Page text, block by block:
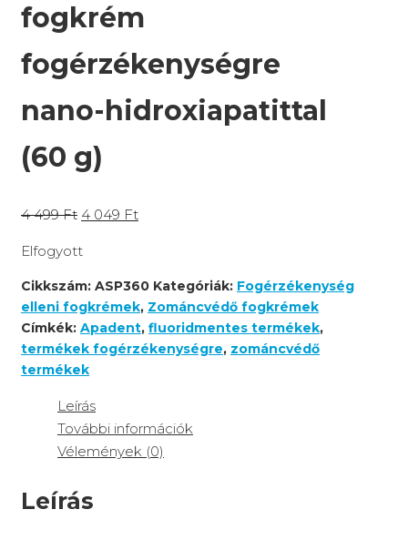
fogkrém
fogérzékenységre
nano-hidroxiapatittal
(60 g)
4 499Ft 4 049 Ft
Elfogyott
Cikkszám: ASP360 Kategóriák: Fogérzékenység
elleni fogkrémek, Zománcvédő fogkrémek
Címkék: Apadent, fluoridmentes termékek,
termékek fogérzékenységre, zománcvédő
termékek
Leírás
További információk
Vélemények (0)
Leírás